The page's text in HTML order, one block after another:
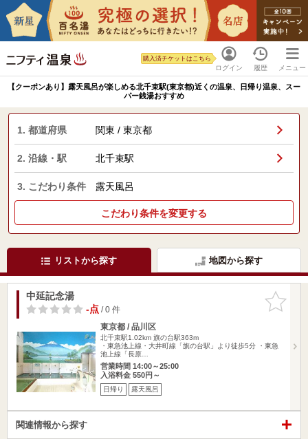
ログイン
購入済チケットはこちら
履歴 メニュー
【クーポンあり】露天風呂が楽しめる北千束駅(東京都)近くの温泉、日帰り温泉、スー
パー銭湯おすすめ
1. 都道府県 関東 / 東京都
2. 沿線・駅 北千束駅
3. こだわり条件 露天風呂
こだわり条件を変更する
リストから探す 地図から探す
お気に入
りに追加
中延記念湯
-点/ 0 件
東京都 / 品川区
北千束駅1.02km 旗の台駅363m
・東急池上線・大井町線「旗の台駅」より徒歩5分 ・東急
池上線「長原…
営業時間 14:00～25:00
入浴料金 550円～
日帰り 露天風呂
関連情報から探す